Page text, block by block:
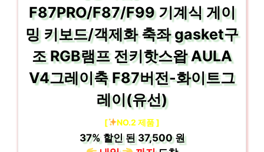
F87PRO/F87/F99 기계식 게이
밍 키보드/객제화 축좌 gasket구
조 RGB램프 전키핫스왑 AULA
V4그레이축 F87버전-화이트그
레이(유선)
[ NO.2 제품 ]
37%할인 된37,500 원